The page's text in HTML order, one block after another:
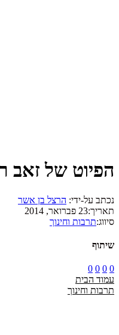
הפיוט של זאב
נכתב על-ידי: הרצל בן אשר
תאריך:23 פברואר, 2014
סיווג:תרבות וחינוך
שיתוף
0
0
0
0
עמוד הבית
תרבות וחינוך